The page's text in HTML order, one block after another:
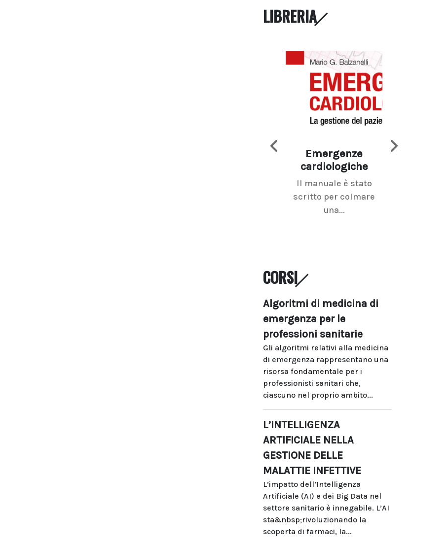
LIBRERIA
Emergenze
cardiologiche
Il manuale è stato
scritto per colmare
una...
CORSI
Algoritmi di medicina di
emergenza per le
professioni sanitarie
Gli algoritmi relativi alla medicina
di emergenza rappresentano una
risorsa fondamentale per i
professionisti sanitari che,
ciascuno nel proprio ambito...
L’INTELLIGENZA
ARTIFICIALE NELLA
GESTIONE DELLE
MALATTIE INFETTIVE
L’impatto dell’Intelligenza
Artificiale (AI) e dei Big Data nel
settore sanitario è innegabile. L’AI
sta&nbsp;rivoluzionando la
scoperta di farmaci, la...